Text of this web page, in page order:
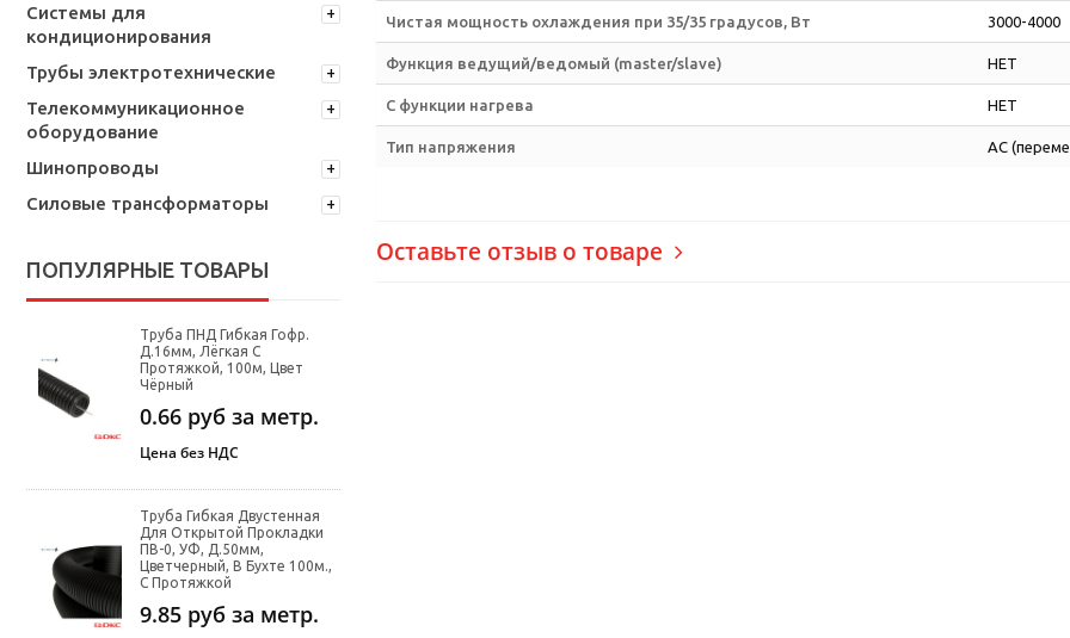
Системы для
кондиционирования
Трубы электротехнические
Телекоммуникационное
оборудование
Шинопроводы
Силовые трансформаторы
ПОПУЛЯРНЫЕ ТОВАРЫ
Труба ПНД Гибкая Гофр.
Д.16мм, Лёгкая С
Протяжкой, 100м, Цвет
Чёрный
0.66 руб за метр.
Цена без НДС
Труба Гибкая Двустенная
Для Открытой Прокладки
ПВ-0, УФ, Д.50мм,
Цветчерный, В Бухте 100м.,
С Протяжкой
9.85 руб за метр.
Чистая мощность охлаждения при 35/35 градусов, Вт 3000-4000
Функция ведущий/ведомый (master/slave) НЕТ
С функции нагрева НЕТ
Тип напряжения AC
Оставьте отзыв о товаре